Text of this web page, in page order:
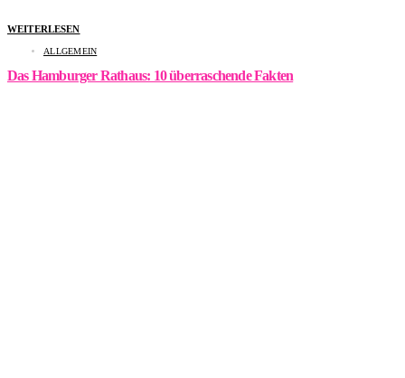
WEITERLESEN
ALLGEMEIN
Das Hamburger Rathaus: 10 überraschende Fakten